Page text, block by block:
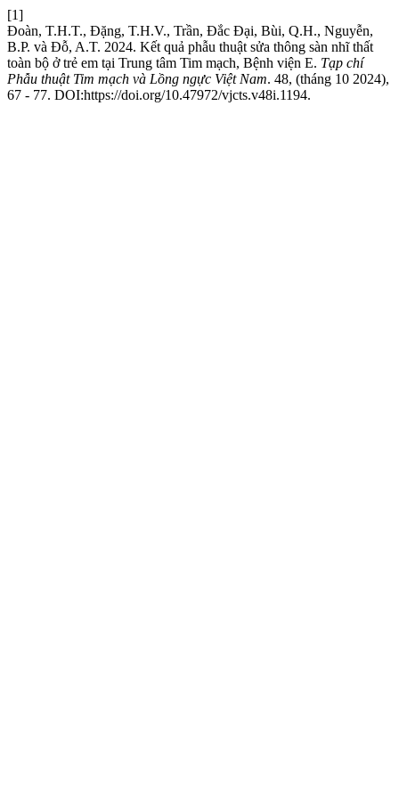
[1]
Đoàn, T.H.T., Đặng, T.H.V., Trần, Đắc Đại, Bùi, Q.H., Nguyễn,
B.P. và Đỗ, A.T. 2024. Kết quả phẫu thuật sửa thông sàn nhĩ thất
toàn bộ ở trẻ em tại Trung tâm Tim mạch, Bệnh viện E. Tạp chí
Phẫu thuật Tim mạch và Lồng ngực Việt Nam. 48, (tháng 10 2024),
67 - 77. DOI:https://doi.org/10.47972/vjcts.v48i.1194.